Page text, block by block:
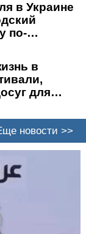
в Украине
по-
в
для
новости >>